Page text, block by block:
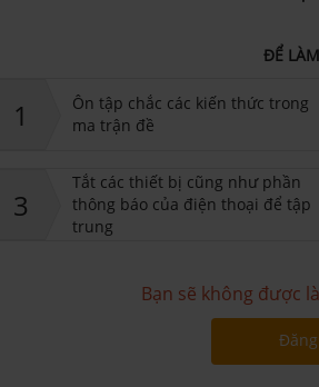
ĐỂ
1
Ôn tập chắc các kiến thức trong
ma trận đề
3
Tắt các thiết bị cũng như phần
thông báo của điện thoại để tập
trung
Bạn sẽ không được